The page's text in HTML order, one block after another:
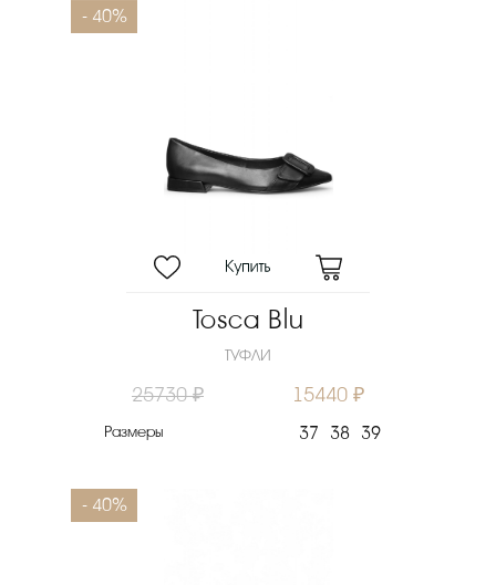
- 40%
Tosca Blu
ТУФЛИ
25730 ₽ 15440 ₽
Размеры 37 38 39
- 40%